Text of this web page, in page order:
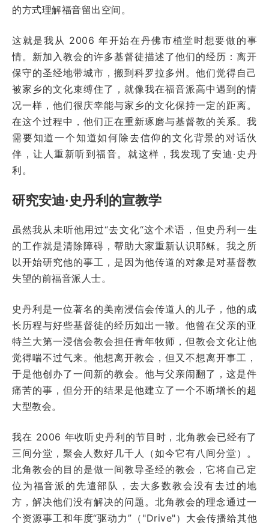
的方式理解福音留出空间。
这就是我从 2006 年开始在丹佛市植堂时想要做的事
情。新加入教会的许多基督徒描述了他们的经历：离开
保守的圣经地带城市，搬到科罗拉多州。他们觉得自己
被家乡的文化束缚住了，就像我在福音派高中遇到的情
况一样，他们很庆幸能与家乡的文化保持一定的距离。
在这个过程中，他们正在重新琢磨与基督教的关系。我
需要知道一个知道如何除去信仰的文化背景的对话伙
伴，让人重新听到福音。就这样，我发现了安迪·史丹
利。
研究安迪·史丹利的宣教学
虽然我从未听他用过“去文化“这个术语，但史丹利一生
的工作就是清除障碍，帮助大家重新认识耶稣。我之所
以开始研究他的事工，是因为他传道的对象是对基督教
失望的前福音派人士。
史丹利是一位著名的美南浸信会传道人的儿子，他的成
长历程与好些基督徒的经历如出一辙。他曾在父亲的亚
特兰大第一浸信会教会担任青年牧师，但教会文化让他
觉得喘不过气来。他想离开教会，但又不想离开事工，
于是他创办了一间新的教会。他与父亲闹翻了，这是件
痛苦的事，但分开的结果是他建立了一个不断增长的超
大型教会。
我在 2006 年收听史丹利的节目时，北角教会已经有了
三间分堂，聚会人数好几千人（如今它有八间分堂）。
北角教会的目的是做一间教导圣经的教会，它将自己定
位为福音派的先遣部队，去大多数教会没有去过的地
方，解决他们没有解决的问题。北角教会的理念通过一
个资源事工和年度“驱动力”（"Drive"）大会传播给其他